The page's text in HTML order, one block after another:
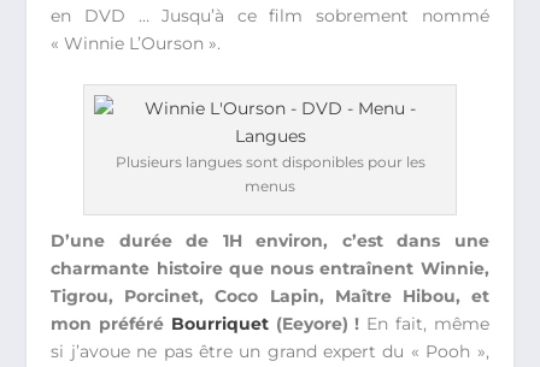
en DVD … Jusqu’à ce film sobrement nommé
« Winnie L’Ourson ».
Plusieurs langues sont disponibles pour les
menus
D’une durée de 1H environ, c’est dans une
charmante histoire que nous entraînent Winnie,
Tigrou, Porcinet, Coco Lapin, Maître Hibou, et
mon préféré Bourriquet(Eeyore) ! En fait, même
si j’avoue ne pas être un grand expert du « Pooh »,